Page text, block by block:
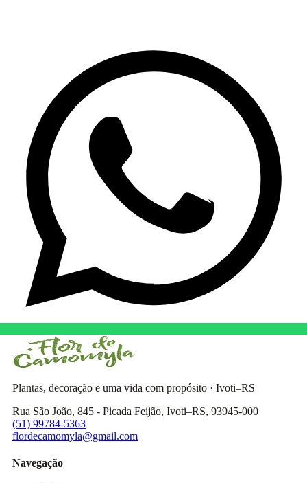
Plantas, decoração e uma vida com propósito · Ivoti–RS
Rua São João, 845 - Picada Feijão, Ivoti–RS, 93945-000
(51) 99784-5363
flordecamomyla@gmail.com
Navegação